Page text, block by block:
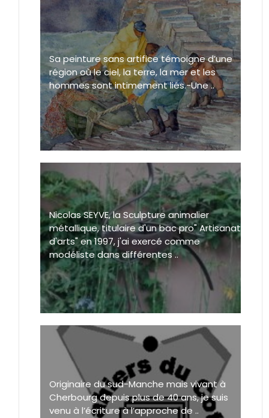
Sa peinture sans artifice témoigne d’une
région où le ciel, la terre, la mer et les
hommes sont intimement liés.-Une ..
Nicolas SEYVE, la Sculpture animalier
métallique, titulaire d'un bac pro" Artisanat
d'arts" en 1997, j'ai exercé comme
modéliste dans différentes ..
Originaire du sud-Manche mais vivant à
Cherbourg depuis plus de 40 ans, je suis
venu à l’écriture à l’approche de ..